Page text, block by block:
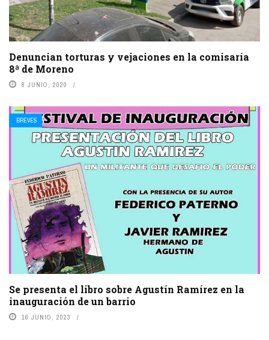
Denuncian torturas y vejaciones en la comisaría
8ª de Moreno
8 JUNIO, 2020
BREVES
Se presenta el libro sobre Agustín Ramírez en la
inauguración de un barrio
16 JUNIO, 2023